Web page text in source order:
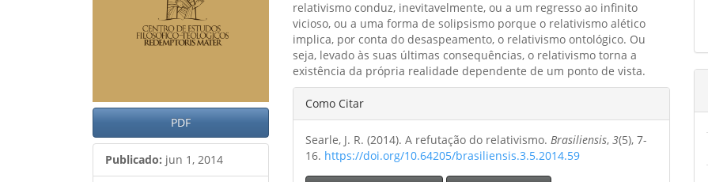
PDF
Publicado: jun 1, 2014
relativismo conduz, inevitavelmente, ou a um regresso ao infinito
vicioso, ou a uma forma de solipsismo porque o relativismo alético
implica, por conta do desaspeamento, o relativismo ontológico. Ou
seja, levado às suas últimas consequências, o relativismo torna a
existência da própria realidade dependente de um ponto de vista.
Detalhes
do
artigo
Como Citar
Searle, J. R. (2014). A refutação do relativismo.Brasiliensis,3(5), 7-
16. https://doi.org/10.64205/brasiliensis.3.5.2014.59